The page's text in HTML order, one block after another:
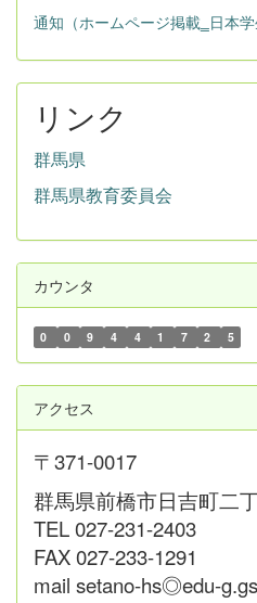
通知（ホームページ掲載‗日本
リンク
群馬県
群馬県教育委員会
カウンタ
0 0 9 4 4 1 7 2 5
アクセス
〒371-0017
群馬県前橋市日吉町二
TEL 027-231-2403
FAX 027-233-1291
mail setano-hs◎edu-